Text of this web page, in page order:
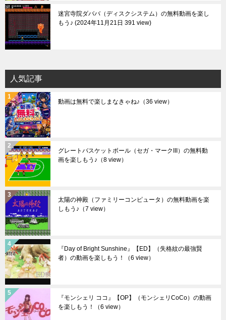
迷宮寺院ダババ（ディスクシステム）の無料動画を楽し
もう♪ 2024年11月21日 391 view
人気記事
動画は無料で楽しまなきゃね♪ （36 view）
グレートバスケットボール（セガ・マークIII）の無料動
画を楽しもう♪ （8 view）
太陽の神殿（ファミリーコンピュータ）の無料動画を楽
しもう♪ （7 view）
『Day of Bright Sunshine』【ED】（失格紋の最強賢
者）の動画を楽しもう！
（6 view）
『モンシェリ ココ』【OP】（モンシェリCoCo）の動画
を楽しもう！
（6 view）